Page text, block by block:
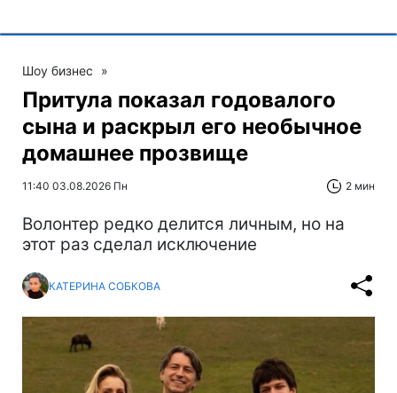
Шоу бизнес »
Притула показал годовалого
сына и раскрыл его необычное
домашнее прозвище
11:40 03.08.2026 Пн 2 мин
Волонтер редко делится личным, но на
этот раз сделал исключение
КАТЕРИНА СОБКОВА